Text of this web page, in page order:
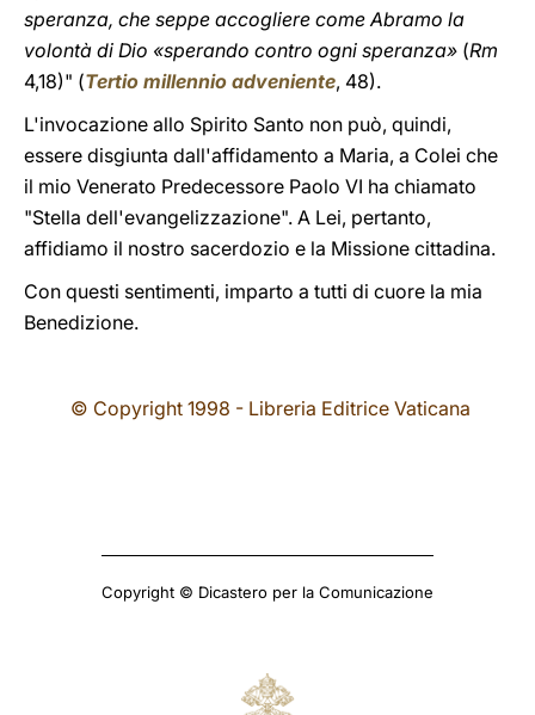
speranza, che seppe accogliere come Abramo la
volontà di Dio «sperando contro ogni speranza» (Rm
4,18)" (Tertio millennio adveniente, 48).
L'invocazione allo Spirito Santo non può, quindi,
essere disgiunta dall'affidamento a Maria, a Colei che
il mio Venerato Predecessore Paolo VI ha chiamato
"Stella dell'evangelizzazione". A Lei, pertanto,
affidiamo il nostro sacerdozio e la Missione cittadina.
Con questi sentimenti, imparto a tutti di cuore la mia
Benedizione.
© Copyright 1998 - Libreria Editrice Vaticana
Copyright © Dicastero per la Comunicazione